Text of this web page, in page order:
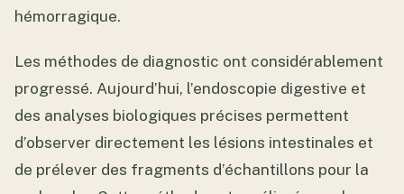
hémorragique.
Les méthodes de diagnostic ont considérablement
progressé. Aujourd’hui, l’endoscopie digestive et
des analyses biologiques précises permettent
d’observer directement les lésions intestinales et
de prélever des fragments d’échantillons pour la